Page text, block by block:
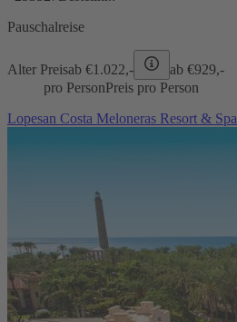
Pauschalreise
Alter Preisab €1.022,- ab €929,-
pro PersonPreis pro Person
Lopesan Costa Meloneras Resort & Spa